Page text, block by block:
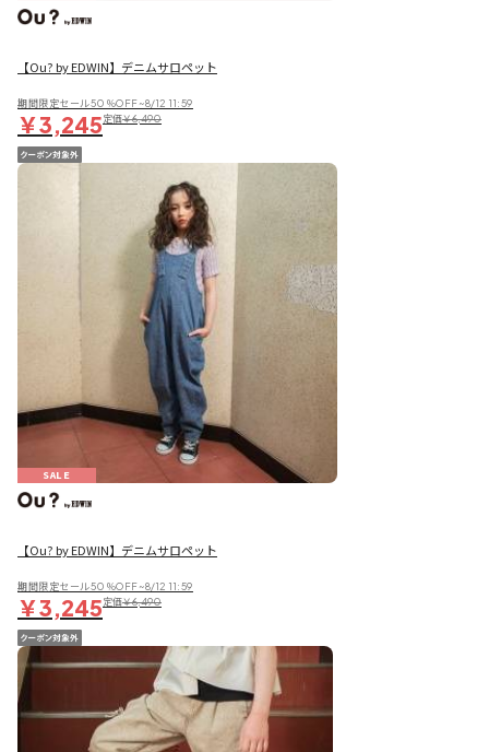
【Ou? by EDWIN】デニムサロペット
期間限定セール50％OFF~8/12 11:59
￥3,245定価￥6,490
SALE
【Ou? by EDWIN】デニムサロペット
期間限定セール50％OFF~8/12 11:59
￥3,245定価￥6,490